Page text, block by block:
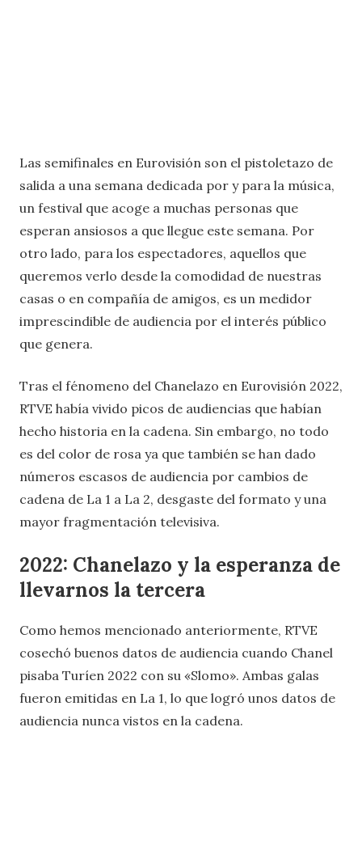
Las semifinales en Eurovisión son el pistoletazo de
salida a una semana dedicada por y para la música,
un festival que acoge a muchas personas que
esperan ansiosos a que llegue este semana. Por
otro lado, para los espectadores, aquellos que
queremos verlo desde la comodidad de nuestras
casas o en compañía de amigos, es un medidor
imprescindible de audiencia por el interés público
que genera.
Tras el fénomeno del Chanelazo en Eurovisión 2022,
RTVE había vivido picos de audiencias que habían
hecho historia en la cadena. Sin embargo, no todo
es del color de rosa ya que también se han dado
números escasos de audiencia por cambios de
cadena de La 1 a La 2, desgaste del formato y una
mayor fragmentación televisiva.
2022: Chanelazo y la esperanza de
llevarnos la tercera
Como hemos mencionado anteriormente, RTVE
cosechó buenos datos de audiencia cuando Chanel
pisaba Turíen 2022 con su «Slomo». Ambas galas
fueron emitidas en La 1, lo que logró unos datos de
audiencia nunca vistos en la cadena.